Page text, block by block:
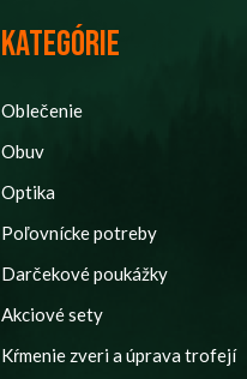
Kategórie
Oblečenie
Obuv
Optika
Poľovnícke potreby
Darčekové poukážky
Akciové sety
Kŕmenie zveri a úprava trofejí